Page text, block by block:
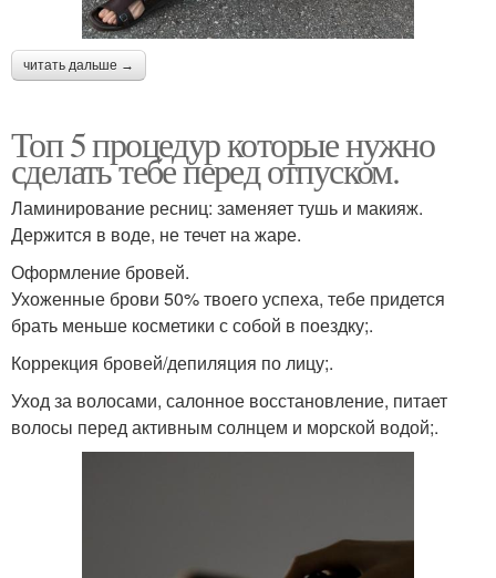
читать дальше →
Топ 5 процедур которые нужно
сделать тебе перед отпуском.
Ламинирование ресниц: заменяет тушь и макияж.
Держится в воде, не течет на жаре.
Оформление бровей.
Ухоженные брови 50% твоего успеха, тебе придется
брать меньше косметики с собой в поездку;.
Коррекция бровей/депиляция по лицу;.
Уход за волосами, салонное восстановление, питает
волосы перед активным солнцем и морской водой;.